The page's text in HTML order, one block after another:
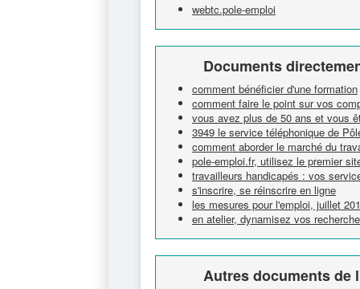
webtc.pole-emploi
Documents
comment bénéficier d'une formation
comment faire le point sur vos
vous avez plus de 50 ans et vous
3949 le service téléphonique de
comment aborder le marché du
pole-emploi.fr, utilisez le premier
travailleurs handicapés : vos
s'inscrire, se réinscrire en ligne
les mesures pour l'emploi, juillet
en atelier, dynamisez vos
Autres documents de